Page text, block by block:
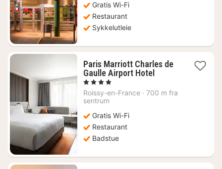
kr.
Gratis Wi-Fi
Restaurant
Sykkelutleie
Paris Marriott Charles de
Gaulle Airport Hotel1
fra
, 4 Stjerner
Roissy-en-France · 700 m fra
sentrum
Gratis Wi-Fi
Restaurant
Badstue